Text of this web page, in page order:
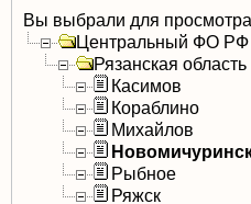
Вы выбрали для
Центральный ФО РФ
Рязанская область
Касимов
Кораблино
Михайлов
Рыбное
Ряжск